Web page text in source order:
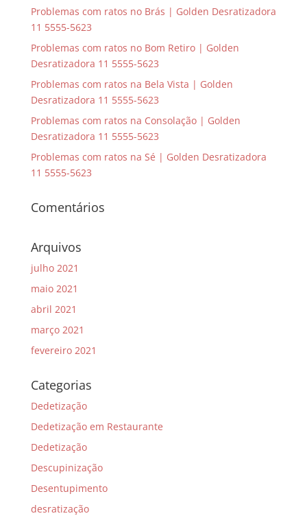
Problemas com ratos no Brás | Golden Desratizadora
11 5555-5623
Problemas com ratos no Bom Retiro | Golden
Desratizadora 11 5555-5623
Problemas com ratos na Bela Vista | Golden
Desratizadora 11 5555-5623
Problemas com ratos na Consolação | Golden
Desratizadora 11 5555-5623
Problemas com ratos na Sé | Golden Desratizadora
11 5555-5623
Comentários
Arquivos
julho 2021
maio 2021
abril 2021
março 2021
fevereiro 2021
Categorias
Dedetização
Dedetização em Restaurante
Dedetização
Descupinização
Desentupimento
desratização